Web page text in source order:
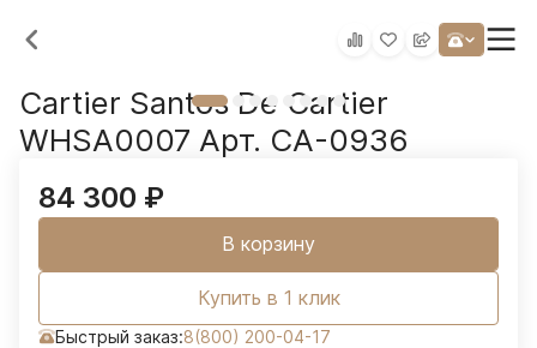
Cartier Santos De Cartier
WHSA0007 Арт. CA-0936
84 300 ₽
В корзину
Купить в 1 клик
Быстрый заказ:8(800) 200-04-17